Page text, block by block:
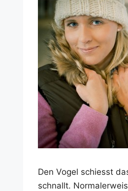
Den Vogel schiesst
schnallt.